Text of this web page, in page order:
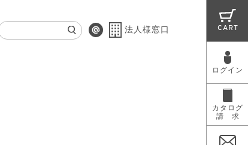
法人様窓口 CART
ログイン
カタログ
請 求